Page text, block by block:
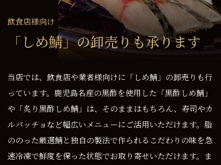
飲食店様向け
「しめ鯖」の卸売りも承ります
当店では、飲食店や業者様向けに「しめ鯖」の卸売りも行
っています。鹿児島名産の黒酢を使用した「黒酢しめ鯖」
や「炙り黒酢しめ鯖」は、そのままはもちろん、寿司やカ
ルパッチョなど幅広いメニューにご活用いただけます。脂
ののった厳選鯖と独自の製法で作られるこだわりの味を急
速冷凍で鮮度を保った状態でお取り寄せいただけます。ま